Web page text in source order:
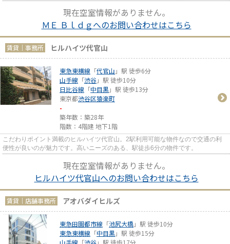
現在空室情報がありません。
ＭＥ Ｂｌｄｇへのお問い合わせはこちら
賃貸｜事務所 ヒルハイツ代官山
東急東横線 「代官山 」駅 徒歩6分
山手線 「渋谷」駅 徒歩10分
日比谷線 「中目黒」駅 徒歩13分
東京都渋谷区猿楽町
-
築年数：築28年
階数：4階建 地下1階
こだわりポイント満載のヒルハイツ代官山。2駅利用可能な物件なので交通の利
便性が良いのが魅力です。高いニーズのある、駅徒歩6分の物件です。
現在空室情報がありません。
ヒルハイツ代官山へのお問い合わせはこちら
賃貸｜店舗事務所 アオバダイヒルズ
東急田園都市線 「池尻大橋」駅 徒歩10分
東急東横線 「中目黒」駅 徒歩15分